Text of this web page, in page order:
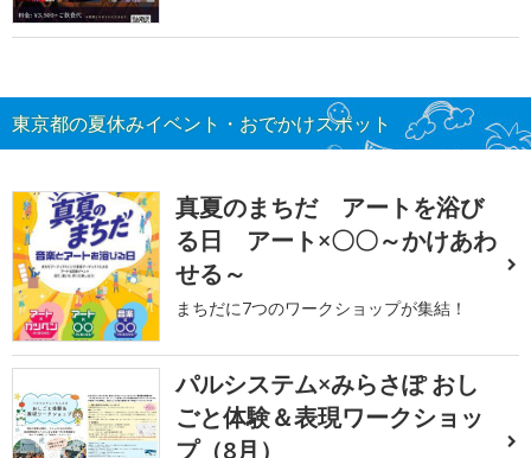
東京都の夏休みイベント・おでかけスポット
真夏のまちだ アートを浴び
る日 アート×〇〇～かけあわ
せる～
まちだに7つのワークショップが集結！
パルシステム×みらさぽ おし
ごと体験＆表現ワークショッ
プ（8月）